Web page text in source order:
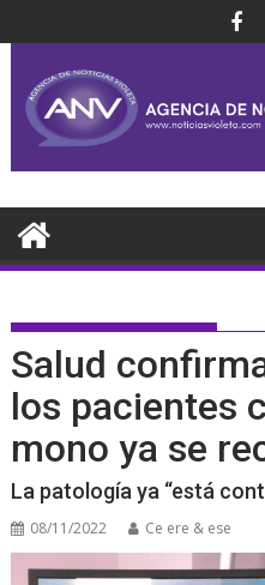
al
contenido
Salud
los pacientes
mono ya se
La patología ya “está
08/11/2022 Ce ere & ese